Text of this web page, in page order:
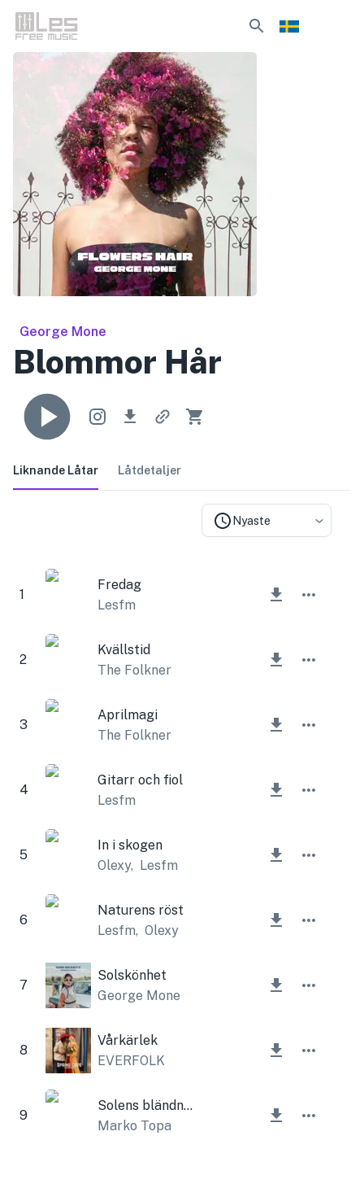
George Mone
Blommor Hår
Liknande Låtar Låtdetaljer
Nyaste
1
Fredag
Lesfm
2
Kvällstid
The Folkner
3
Aprilmagi
The Folkner
4
Gitarr och fiol
Lesfm
5
In i skogen
Olexy, Lesfm
6
Naturens röst
Lesfm, Olexy
7
Solskönhet
George Mone
8
Vårkärlek
EVERFOLK
9
Solens bländning
Marko Topa